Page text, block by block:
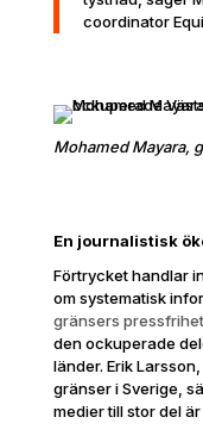
coordinator
Mohamed Mayara,
En journalistisk
Förtrycket handlar
om systematisk
gränsers
den ockuperade
länder. Erik
gränser i Sverige,
medier till stor del